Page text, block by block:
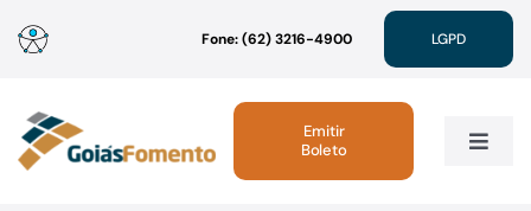
para
conteúdo
Fone: (62) 3216-4900 LGPD
Toggle
Emitir
Boleto